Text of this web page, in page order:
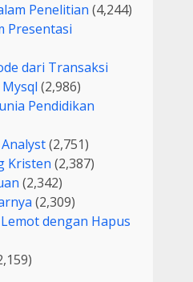
Penelitian (4,244)
Presentasi
dari Transaksi
(2,986)
Pendidikan
(2,751)
Kristen (2,387)
(2,342)
(2,309)
dengan Hapus